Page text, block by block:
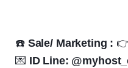
☎️Sale/ Marketing :
💌 ID Line: